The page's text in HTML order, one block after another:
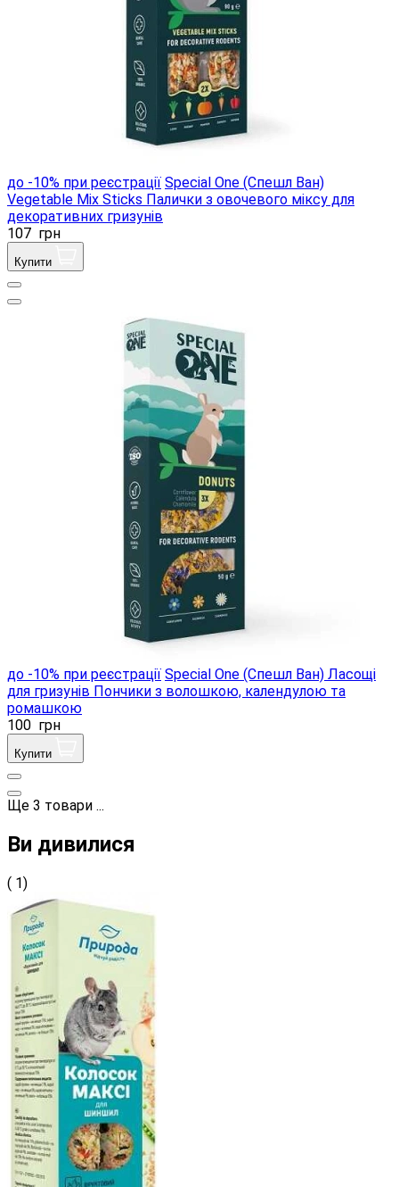
до -10% при реєстрації Special One (Спешл Ван)
Vegetable Mix Sticks Палички з овочевого міксу для
декоративних гризунів
107 грн
Купити
до -10% при реєстрації Special One (Спешл Ван) Ласощі
для гризунів Пончики з волошкою, календулою та
ромашкою
100 грн
Купити
Ще 3 товари ...
Ви дивилися
( 1)